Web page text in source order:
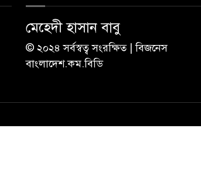
মেহেদী হাসান বাবু
© ২০২৪ সর্বস্বত্ব সংরক্ষিত | বিজনেস
বাংলাদেশ.কম.বিডি